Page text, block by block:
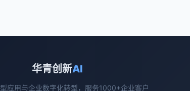
华青创新AI
应用与企业数字化转型，服务1000+企业客户